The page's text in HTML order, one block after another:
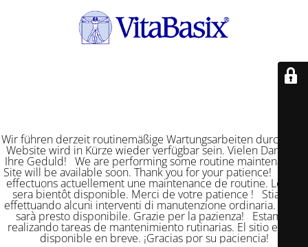
Wir führen derzeit routinemäßige Wartungsarbeiten durch. Die
Website wird in Kürze wieder verfügbar sein. Vielen Dank für
Ihre Geduld! We are performing some routine maintenance.
Site will be available soon. Thank you for your patience! Nous
effectuons actuellement une maintenance de routine. Le site
sera bientôt disponible. Merci de votre patience ! Stiamo
effettuando alcuni interventi di manutenzione ordinaria. Il sito
sarà presto disponibile. Grazie per la pazienza! Estamos
realizando tareas de mantenimiento rutinarias. El sitio estará
disponible en breve. ¡Gracias por su paciencia!